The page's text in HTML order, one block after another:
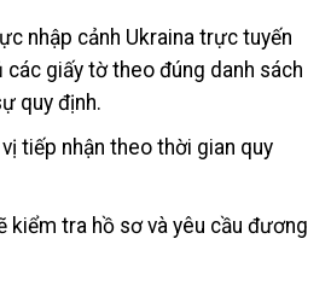
nhập cảnh Ukraina trực tuyến
các giấy tờ theo đúng danh sách
quy định.
tiếp nhận theo thời gian quy
kiểm tra hồ sơ và yêu cầu đương